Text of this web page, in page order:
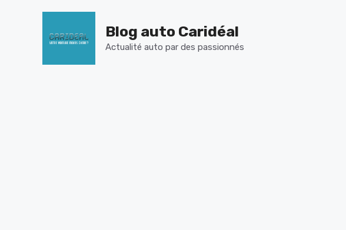
Blog auto Caridéal
Actualité auto par des passionnés